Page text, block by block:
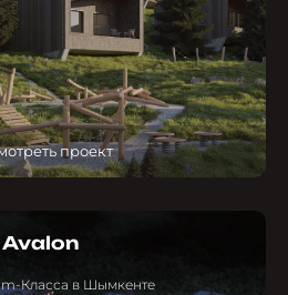
проект
Avalon
Класса в Шымкенте